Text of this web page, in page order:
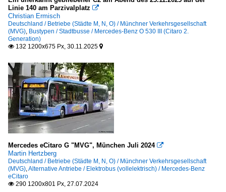
MAN Niederflurbus 4. Generation (New Lions City)
Mercedes-Benz O530 (Citaro Hybrid)
Solaris Urbino Hybrid
Bustypen
Stadtbusse
Göppel
MAN Niederflurbus 1. Generation
MAN Niederflurbus 2. Generation
MAN Niederflurbus 3. Generation (Lion's City)
MAN Niederflurbus 4. Generation (New Lions City)
MAN Standardlinienbus 1. Generation
Mercedes-Benz O 530 I (Citaro)
2010
2011
2012
2014
2015
2016
2017
2020
2020
2021
2022
Linie 140 am Parzivalplatz 
Christian Ermisch
Deutschland / Betriebe (Städte M, N, O) / Münchner Verkehrsgesellschaft
(MVG), Bustypen / Stadtbusse / Mercedes-Benz O 530 III (Citaro 2.
Generation)
 132 1200x675 Px, 30.11.2025 
Mercedes eCitaro G "MVG", München Juli 2024 
Martin Hertzberg
Deutschland / Betriebe (Städte M, N, O) / Münchner Verkehrsgesellschaft
(MVG),Alternative Antriebe / Elektrobus (vollelektrisch) / Mercedes-Benz
eCitaro
 290 1200x801 Px, 27.07.2024